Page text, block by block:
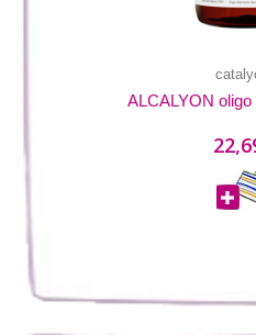
ALCALYON